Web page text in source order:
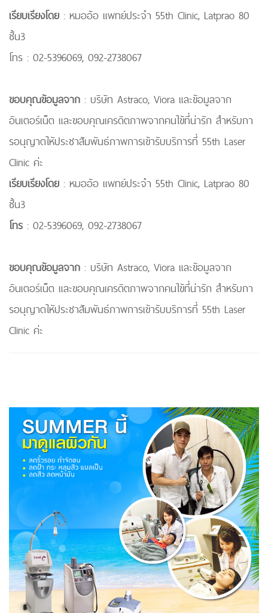
เรียบเรียงโดย : หมออ้อ แพทย์ประจำ 55th Clinic, Latprao 80
ชั้น3
โทร : 02-5396069, 092-2738067
ขอบคุณข้อมูลจาก : บริษัท Astraco, Viora และข้อมูลจาก
อินเตอร์เน็ต และขอบคุณเครดิตภาพจากคนไข้ที่น่ารัก สำหรับกา
รอนุญาตใหัประชาสัมพันธ์ภาพการเข้ารับบริการที่ 55th Laser
Clinic ค่ะ
เรียบเรียงโดย : หมออ้อ แพทย์ประจำ 55th Clinic, Latprao 80
ชั้น3
โทร : 02-5396069, 092-2738067
ขอบคุณข้อมูลจาก : บริษัท Astraco, Viora และข้อมูลจาก
อินเตอร์เน็ต และขอบคุณเครดิตภาพจากคนไข้ที่น่ารัก สำหรับกา
รอนุญาตใหัประชาสัมพันธ์ภาพการเข้ารับบริการที่ 55th Laser
Clinic ค่ะ